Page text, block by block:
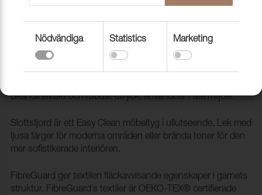
Tyg Slottsfjord 31 Lavander
1030727
Skandinaviskt och rubust utryck, användbar i alla miljöer.
Slottsfjord är ett Easy Clean möbeltyg i ullutseende. Lek med
ljusa färger för moderna områden eller brända toner för den
mer sofistikerade interiören.
FibreGuard ger textilen fläckavvisande egenskaper i garnets
struktur. FibreGuard´s textiler är OEKO-TEX® certifierade
Nödvändiga Statistics Marketing